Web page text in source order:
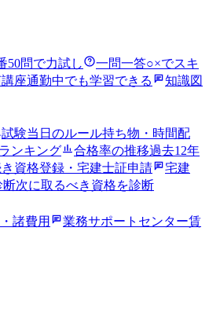
50問で力試し 一問一答○×でスキ
座通勤中でも学習できる
知識図
試験当日のルール持ち物・時間配
ンキング 合格率の推移過去12年
資格登録・宅建士証申請
宅建
断次に取るべき資格を診断
諸費用 業務サポートセンター賃